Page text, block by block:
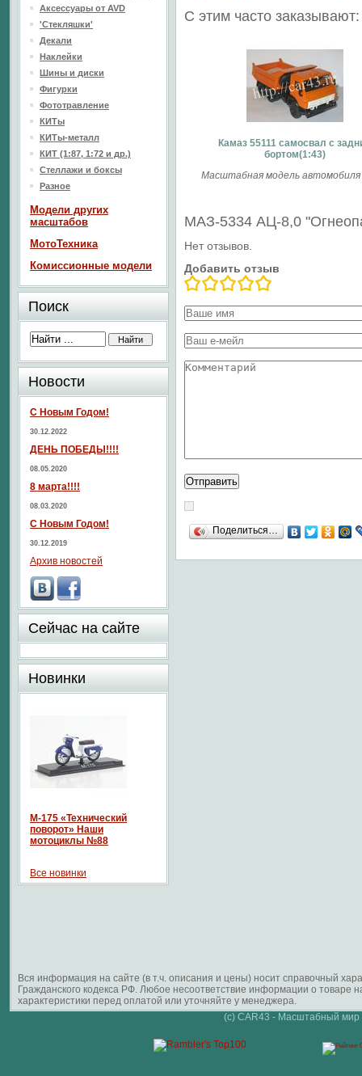
С этим часто заказывают:
Камаз 55111 самосвал с
бортом(1:43)
Масштабная модель автомобиля
МАЗ-5334 АЦ-8,0
Нет отзывов.
Добавить отзыв
Поделиться…
Аксессуары от AVD
'Стекляшки'
Декали
Наклейки
Шины и диски
Фигурки
Фототравление
КИТы
КИТы-металл
КИТ (1:87, 1:72 и др.)
Стеллажи и боксы
Разное
Модели других
масштабов
МотоТехника
Комиссионные модели
Поиск
Новости
С Новым Годом!
30.12.2022
ДЕНЬ ПОБЕДЫ!!!!
08.05.2020
8 марта!!!!
08.03.2020
С Новым Годом!
30.12.2019
Архив новостей
Сейчас на сайте
Новинки
М-175 «Технический
поворот» Наши
мотоциклы №88
Все новинки
Вся информация на сайте (в т.ч. описания и цены) носит справочный
Гражданского кодекса РФ. Любое несоответствие информации о
характеристики перед оплатой или уточняйте у менеджера.
(c) CAR43 - Масштабный мир